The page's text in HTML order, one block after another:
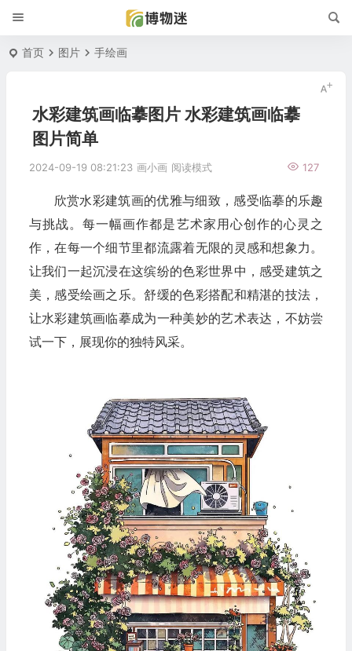
首页 图片 手绘画
水彩建筑画临摹图片 水彩建筑画临摹
图片简单
2024-09-19 08:21:23 画小画 127
阅读模式
欣赏水彩建筑画的优雅与细致，感受临摹的乐趣
与挑战。每一幅画作都是艺术家用心创作的心灵之
作，在每一个细节里都流露着无限的灵感和想象力。
让我们一起沉浸在这缤纷的色彩世界中，感受建筑之
美，感受绘画之乐。舒缓的色彩搭配和精湛的技法，
让水彩建筑画临摹成为一种美妙的艺术表达，不妨尝
试一下，展现你的独特风采。